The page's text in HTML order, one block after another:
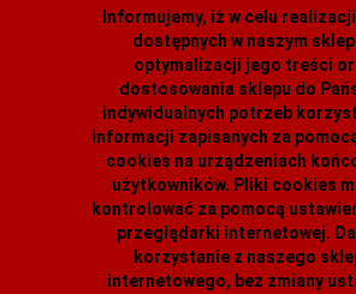
Informujemy, iż w celu realizacji
dostępnych w naszym
optymalizacji jego treści
dostosowania sklepu do
indywidualnych potrzeb
informacji zapisanych za
cookies na urządzeniach
użytkowników. Pliki cookies
kontrolować za pomocą
przeglądarki internetowej.
korzystanie z naszego
internetowego, bez zmiany